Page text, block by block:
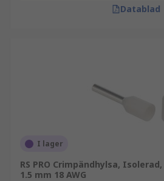
Datablad
I lager
RS PRO Crimpändhylsa,
1.5 mm 18 AWG